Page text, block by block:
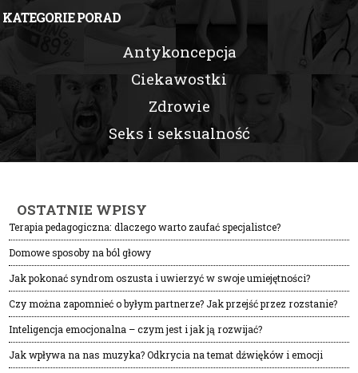
KATEGORIE PORAD
Antykoncepcja
Ciekawostki
Zdrowie
Seks i seksualność
OSTATNIE WPISY
Terapia pedagogiczna: dlaczego warto zaufać specjalistce?
Domowe sposoby na ból głowy
Jak pokonać syndrom oszusta i uwierzyć w swoje umiejętności?
Czy można zapomnieć o byłym partnerze? Jak przejść przez rozstanie?
Inteligencja emocjonalna – czym jest i jak ją rozwijać?
Jak wpływa na nas muzyka? Odkrycia na temat dźwięków i emocji